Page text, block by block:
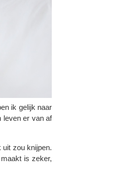
ik gelijk naar
leven er van af
zou knijpen.
is zeker,